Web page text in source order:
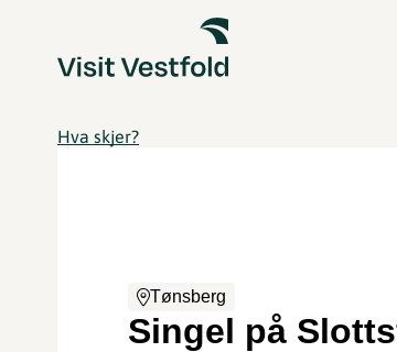
Hva skjer?
Tønsberg
Singel på